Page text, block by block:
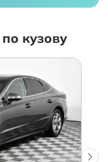
кузову